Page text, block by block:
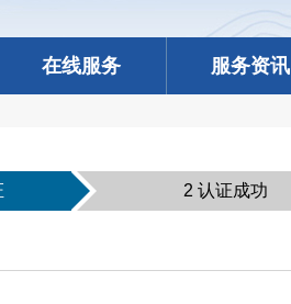
在线服务 服务资讯
2 认证成功